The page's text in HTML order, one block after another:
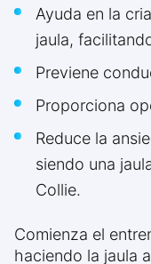
Ayuda en la
jaula,
Previene
Proporciona
Reduce la
siendo una
Collie.
Comienza el
haciendo la jaula